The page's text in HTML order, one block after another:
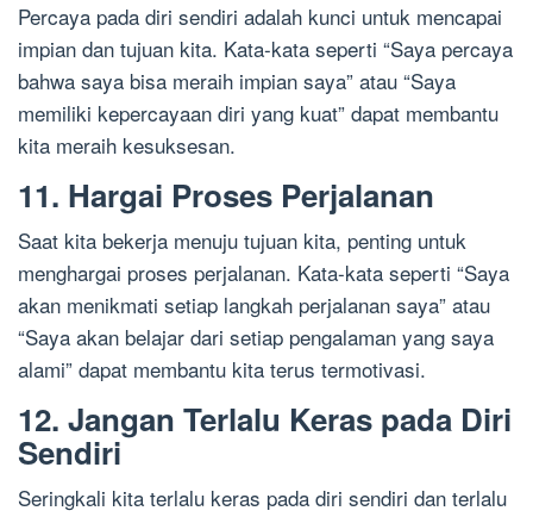
Percaya pada diri sendiri adalah kunci untuk mencapai
impian dan tujuan kita. Kata-kata seperti “Saya percaya
bahwa saya bisa meraih impian saya” atau “Saya
memiliki kepercayaan diri yang kuat” dapat membantu
kita meraih kesuksesan.
11. Hargai Proses Perjalanan
Saat kita bekerja menuju tujuan kita, penting untuk
menghargai proses perjalanan. Kata-kata seperti “Saya
akan menikmati setiap langkah perjalanan saya” atau
“Saya akan belajar dari setiap pengalaman yang saya
alami” dapat membantu kita terus termotivasi.
12. Jangan Terlalu Keras pada Diri
Sendiri
Seringkali kita terlalu keras pada diri sendiri dan terlalu